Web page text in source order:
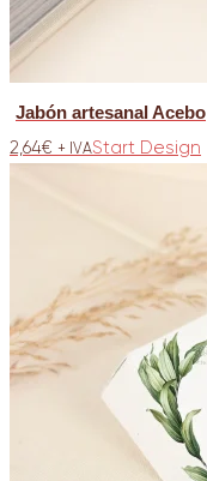
Jabón artesanal Acebo
2,64€ + IVAStart Design